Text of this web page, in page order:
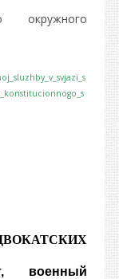
окружного
, военный